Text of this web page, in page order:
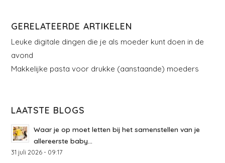
GERELATEERDE ARTIKELEN
Leuke digitale dingen die je als moeder kunt doen in de
avond
Makkelijke pasta voor drukke (aanstaande) moeders
LAATSTE BLOGS
Waar je op moet letten bij het samenstellen van je
allereerste baby...
31 juli 2026 - 09:17